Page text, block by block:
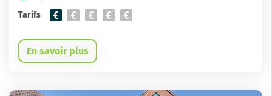
Tarifs
En savoir plus